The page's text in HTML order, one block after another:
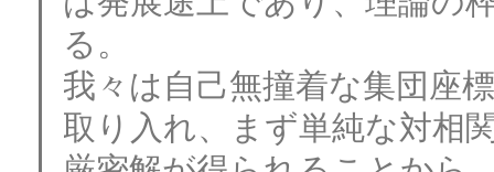
る。
我々は自己無撞着な集団座
取り入れ、まず単純な対相